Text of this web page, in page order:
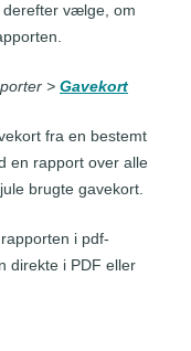
derefter vælge, om
> Gavekort
fra en bestemt
en rapport over alle
brugte gavekort.
rapporten i pdf-
direkte i PDF eller